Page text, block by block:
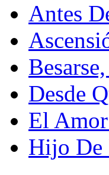
Antes
Desde
El
Hijo De